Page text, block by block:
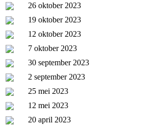
26 oktober 2023
19 oktober 2023
12 oktober 2023
7 oktober 2023
30 september 2023
2 september 2023
25 mei 2023
12 mei 2023
20 april 2023